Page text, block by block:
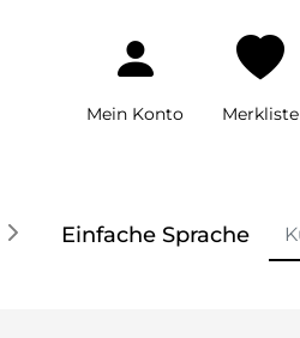
Mein Konto Merkliste
Einfache Sprache